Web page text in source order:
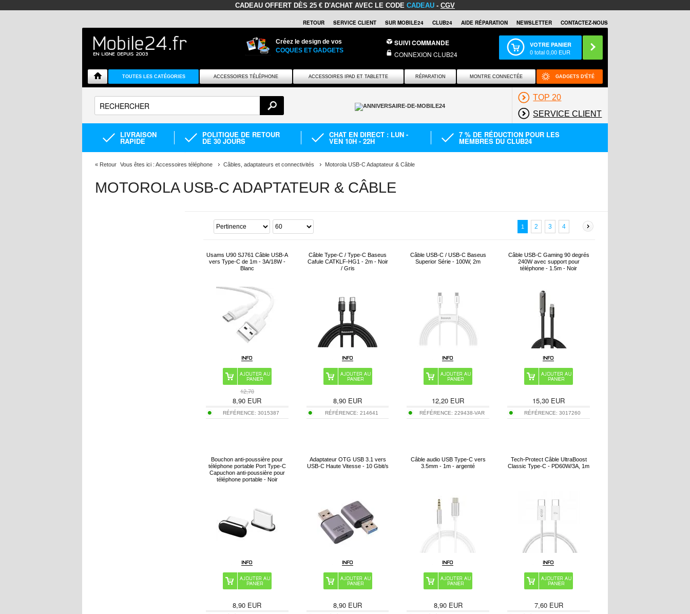
CADEAU OFFERT DÈS 25 € D'ACHAT AVEC LE CODE CADEAU - CGV
RETOUR SERVICE CLIENT SUR MOBILE24 CLUB24 AIDE RÉPARATION NEWSLETTER CONTACTEZ-NOUS
Créez le design de vos
COQUES ET GADGETS
SUIVI COMMANDE
CONNEXION CLUB24
VOTRE PANIER
0total0,00 EUR
TOUTES LES CATÉGORIES ACCESSOIRES TÉLÉPHONE ACCESSOIRES IPAD ET TABLETTE RÉPARATION MONTRE CONNECTÉE GADGETS D'ÉTÉ
TOP 20
SERVICE CLIENT
LIVRAISON
RAPIDE
POLITIQUE DE RETOUR
DE 30 JOURS
CHAT EN DIRECT : LUN -
VEN 10H - 22H
7 % DE RÉDUCTION POUR LES
MEMBRES DU CLUB24
« Retour Vous êtes ici : Accessoires téléphone Câbles, adaptateurs et connectivités Motorola USB-C Adaptateur & Câble
MOTOROLA USB-C ADAPTATEUR & CÂBLE
1 2 3 4
Usams U90 SJ761 Câble USB-A
vers Type-C de 1m - 3A/18W -
Blanc
12,70
8,90 EUR
RÉFÉRENCE: 3015387
Câble Type-C / Type-C Baseus
Cafule CATKLF-HG1 - 2m - Noir
/ Gris
8,90 EUR
RÉFÉRENCE: 214641
Câble USB-C / USB-C Baseus
Superior Série - 100W, 2m
12,20 EUR
RÉFÉRENCE: 229438-VAR
Câble USB-C Gaming 90 degrés
240W avec support pour
téléphone - 1.5m - Noir
15,30 EUR
RÉFÉRENCE:3017260
Bouchon anti-poussière pour
téléphone portable Port Type-C
Capuchon anti-poussière pour
téléphone portable - Noir
8,90 EUR
Adaptateur OTG USB 3.1 vers
USB-C Haute Vitesse - 10 Gbit/s
8,90 EUR
Câble audio USB Type-C vers
3.5mm - 1m - argenté
8,90EUR
Tech-Protect Câble UltraBoost
Classic Type-C - PD60W/3A, 1m
7,60EUR